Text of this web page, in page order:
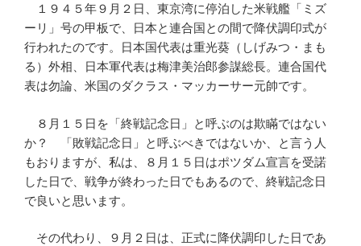
１９４５年９月２日、東京湾に停泊した米戦艦「ミズ
ーリ」号の甲板で、日本と連合国との間で降伏調印式が
行われたのです。日本国代表は重光葵（しげみつ・まも
る）外相、日本軍代表は梅津美治郎参謀総長。連合国代
表は勿論、米国のダクラス・マッカーサー元帥です。
８月１５日を「終戦記念日」と呼ぶのは欺瞞ではない
か？ 「敗戦記念日」と呼ぶべきではないか、と言う人
もおりますが、私は、８月１５日はポツダム宣言を受諾
した日で、戦争が終わった日でもあるので、終戦記念日
で良いと思います。
その代わり、９月２日は、正式に降伏調印した日であ